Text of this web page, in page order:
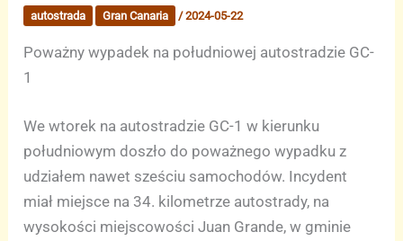
autostrada Gran Canaria /2024-05-22
Poważny wypadek na południowej autostradzie GC-
1
We wtorek na autostradzie GC-1 w kierunku
południowym doszło do poważnego wypadku z
udziałem nawet sześciu samochodów. Incydent
miał miejsce na 34. kilometrze autostrady, na
wysokości miejscowości Juan Grande, w gminie